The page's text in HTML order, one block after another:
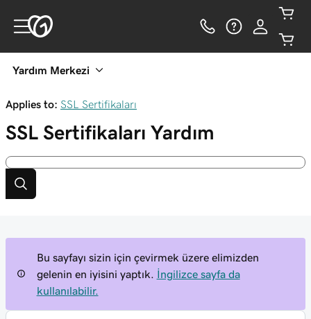
Yardım Merkezi
Applies to: SSL Sertifikaları
SSL Sertifikaları Yardım
Bu sayfayı sizin için çevirmek üzere elimizden
gelenin en iyisini yaptık.
İngilizce sayfa da
kullanılabilir.